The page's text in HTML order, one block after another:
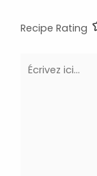
Recipe Rating
Écrivez